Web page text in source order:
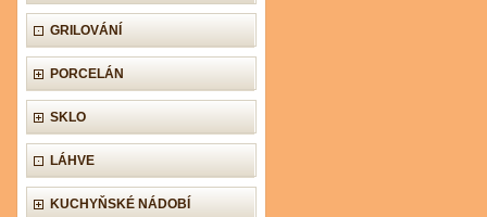
GRILOVÁNÍ
PORCELÁN
SKLO
LÁHVE
KUCHYŇSKÉ NÁDOBÍ